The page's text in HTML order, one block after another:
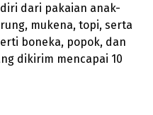
dari pakaian anak-
mukena, topi, serta
boneka, popok, dan
dikirim mencapai 10